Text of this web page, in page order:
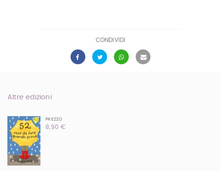
CONDIVIDI
Altre edizioni
PREZZO
8,90 €